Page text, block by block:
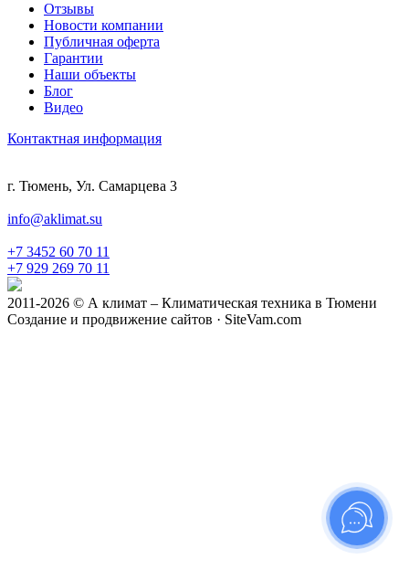
Отзывы
Новости компании
Публичная оферта
Гарантии
Наши объекты
Блог
Видео
Контактная информация
г. Тюмень, Ул. Самарцева 3
info@aklimat.su
+7 3452 60 70 11
+7 929 269 70 11
2011-2026 © А климат – Климатическая техника в Тюмени
Создание и продвижение сайтов · SiteVam.com